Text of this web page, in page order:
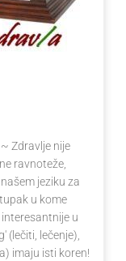
Zdravlje nije
ravnoteže,
jeziku za
u kome
interesantnije u
(lečiti, lečenje),
imaju isti koren!